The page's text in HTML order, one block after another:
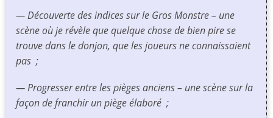
— Découverte des indices sur le Gros Monstre – une
scène où je révèle que quelque chose de bien pire se
trouve dans le donjon, que les joueurs ne connaissaient
pas ;
— Progresser entre les pièges anciens – une scène sur la
façon de franchir un piège élaboré ;